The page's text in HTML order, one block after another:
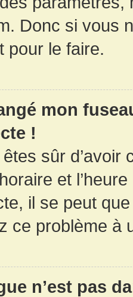
Donc si vous
pour le faire.
mon
!
sûr d’avoir
et
il se peut
ce problème à
n’est pas